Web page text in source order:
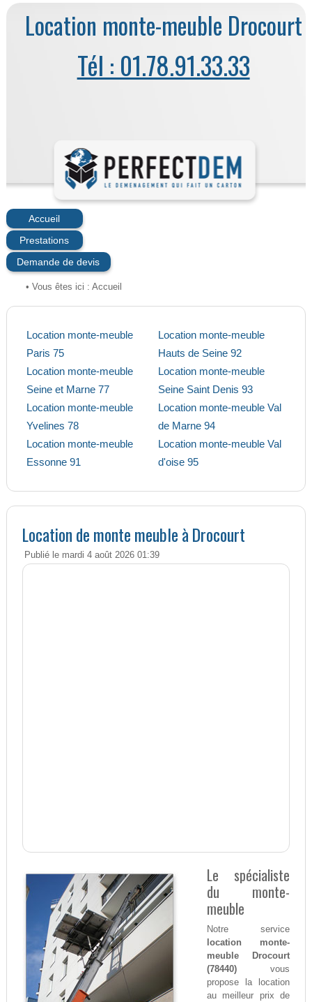
Location monte-meuble Drocourt
Tél : 01.78.91.33.33
Accueil
Prestations
Demande de devis
• Vous êtes ici : Accueil
Location monte-meuble
Paris 75
Location monte-meuble
Seine et Marne 77
Location monte-meuble
Yvelines 78
Location monte-meuble
Essonne 91
Location monte-meuble
Hauts de Seine 92
Location monte-meuble
Seine Saint Denis 93
Location monte-meuble Val
de Marne 94
Location monte-meuble Val
d'oise 95
Location de monte meuble à Drocourt
Publié le mardi 4 août 2026 01:39
Le spécialiste
du monte-
meuble
Notre service
location monte-
meuble Drocourt
(78440)vous
propose la location
au meilleur prix de